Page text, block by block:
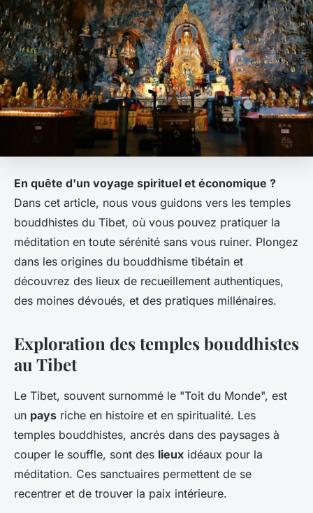
En quête d'un voyage spirituel et économique ?
Dans cet article, nous vous guidons vers les temples
bouddhistes du Tibet, où vous pouvez pratiquer la
méditation en toute sérénité sans vous ruiner. Plongez
dans les origines du bouddhisme tibétain et
découvrez des lieux de recueillement authentiques,
des moines dévoués, et des pratiques millénaires.
Exploration des temples bouddhistes
au Tibet
Le Tibet, souvent surnommé le "Toit du Monde", est
un pays riche en histoire et en spiritualité. Les
temples bouddhistes, ancrés dans des paysages à
couper le souffle, sont des lieux idéaux pour la
méditation. Ces sanctuaires permettent de se
recentrer et de trouver la paix intérieure.